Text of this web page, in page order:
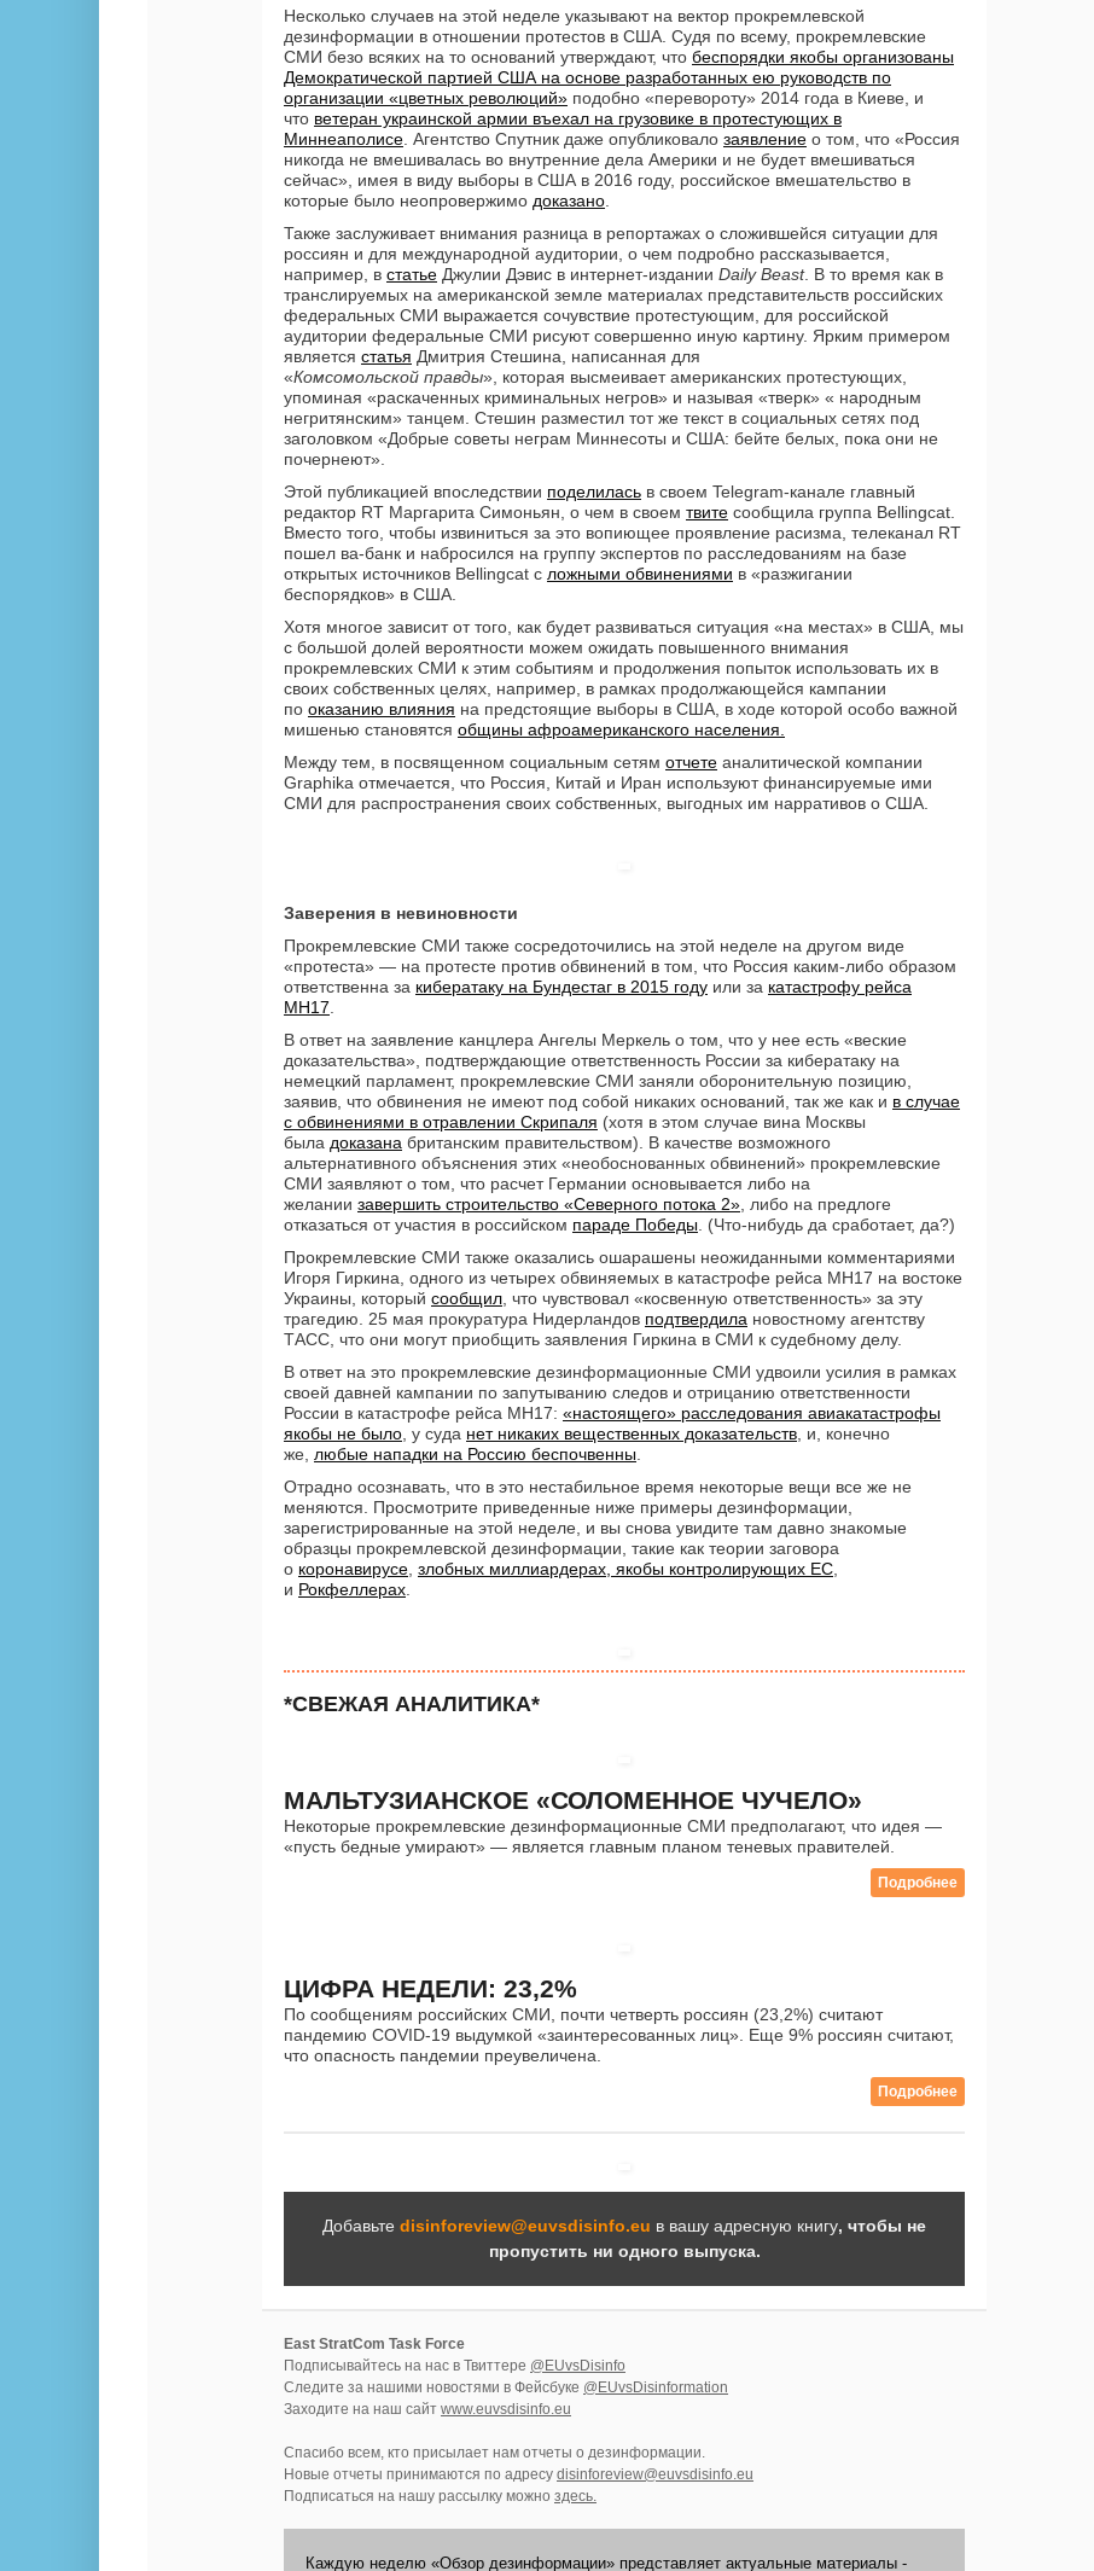
Несколько случаев на этой неделе указывают на вектор прокремлевской
дезинформации в отношении протестов в США. Судя по всему, прокремлевские
СМИ безо всяких на то оснований утверждают, что беспорядки якобы организованы
Демократической партией США на основе разработанных ею руководств по
организации «цветных революций» подобно «перевороту» 2014 года в Киеве, и
что ветеран украинской армии въехал на грузовике в протестующих в
Миннеаполисе . Агентство Спутник даже опубликовало заявление о том, что «Россия
никогда не вмешивалась во внутренние дела Америки и не будет вмешиваться
сейчас», имея в виду выборы в США в 2016 году, российское вмешательство в
которые было неопровержимо доказано
Также заслуживает внимания разница в репортажах о сложившейся ситуации для
россиян и для международной аудитории, о чем подробно рассказывается,
например, в статье Джулии Дэвис в интернет-издании Daily Beast. В то время как в
транслируемых на американской земле материалах представительств российских
федеральных СМИ выражается сочувствие протестующим, для российской
аудитории федеральные СМИ рисуют совершенно иную картину. Ярким примером
является статья Дмитрия Стешина, написанная для
«Комсомольской правды», которая высмеивает американских протестующих,
упоминая «раскаченных криминальных негров» и называя «тверк» « народным
негритянским» танцем. Стешин разместил тот же текст в социальных сетях под
заголовком «Добрые советы неграм Миннесоты и США: бейте белых, пока они не
почернеют».
Этой публикацией впоследствии поделилась в своем Telegram-канале главный
редактор RT Маргарита Симоньян, о чем в своем твите сообщила группа Bellingcat.
Вместо того, чтобы извиниться за это вопиющее проявление расизма, телеканал RT
пошел ва-банк и набросился на группу экспертов по расследованиям на базе
открытых источников Bellingcat с ложными обвинениями в «разжигании
беспорядков» в США.
Хотя многое зависит от того, как будет развиваться ситуация «на местах» в США, мы
с большой долей вероятности можем ожидать повышенного внимания
прокремлевских СМИ к этим событиям и продолжения попыток использовать их в
своих собственных целях, например, в рамках продолжающейся кампании
по оказанию влияния на предстоящие выборы в США, в ходе которой особо важной
мишенью становятся общины афроамериканского населения.
Между тем, в посвященном социальным сетям отчете аналитической компании
Graphika отмечается, что Россия, Китай и Иран используют финансируемые ими
СМИ для распространения своих собственных, выгодных им нарративов о США.
Заверения в невиновности
Прокремлевские СМИ также сосредоточились на этой неделе на другом виде
«протеста» — на протесте против обвинений в том, что Россия каким-либо образом
ответственна за кибератаку на Бундестаг в 2015 году или за катастрофу рейса
MH17
В ответ на заявление канцлера Ангелы Меркель о том, что у нее есть «веские
доказательства», подтверждающие ответственность России за кибератаку на
немецкий парламент, прокремлевские СМИ заняли оборонительную позицию,
заявив, что обвинения не имеют под собой никаких оснований, так же как и в случае
с обвинениями в отравлении Скрипаля (хотя в этом случае вина Москвы
была доказана британским правительством). В качестве возможного
альтернативного объяснения этих «необоснованных обвинений» прокремлевские
СМИ заявляют о том, что расчет Германии основывается либо на
желании завершить строительство «Северного потока 2» , либо на предлоге
отказаться от участия в российском параде Победы . (Что-нибудь да сработает, да?)
Прокремлевские СМИ также оказались ошарашены неожиданными комментариями
Игоря Гиркина, одного из четырех обвиняемых в катастрофе рейса MH17 на востоке
Украины, который сообщил , что чувствовал «косвенную ответственность» за эту
трагедию. 25 мая прокуратура Нидерландов подтвердила новостному агентству
ТАСС, что они могут приобщить заявления Гиркина в СМИ к судебному делу.
В ответ на это прокремлевские дезинформационные СМИ удвоили усилия в рамках
своей давней кампании по запутыванию следов и отрицанию ответственности
России в катастрофе рейса MH17: «настоящего» расследования авиакатастрофы
якобы не было , у суда нет никаких вещественных доказательств , и, конечно
же, любые нападки на Россию беспочвенны
Отрадно осознавать, что в это нестабильное время некоторые вещи все же не
меняются. Просмотрите приведенные ниже примеры дезинформации,
зарегистрированные на этой неделе, и вы снова увидите там давно знакомые
образцы прокремлевской дезинформации, такие как теории заговора
о коронавирусе злобных миллиардерах, якобы контролирующих ЕС
и Рокфеллерах
*СВЕЖАЯ АНАЛИТИКА*
МАЛЬТУЗИАНСКОЕ «СОЛОМЕННОЕ ЧУЧЕЛО»
Некоторые прокремлевские дезинформационные СМИ предполагают, что идея —
«пусть бедные умирают» — является главным планом теневых правителей.
Подробнее
ЦИФРА НЕДЕЛИ: 23,2%
По сообщениям российских СМИ, почти четверть россиян (23,2%) считают
пандемию COVID-19 выдумкой «заинтересованных лиц». Еще 9% россиян считают,
что опасность пандемии преувеличена.
Подробнее
Добавьте disinforeview@euvsdisinfo.eu в вашу адресную книгу, чтобы не
пропустить ни одного выпуска.
East StratCom Task Force
Подписывайтесь на нас в Твиттере @EUvsDisinfo
Следите за нашими новостями в Фейсбуке @EUvsDisinformation
Заходите на наш сайт www.euvsdisinfo.eu
Спасибо всем, кто присылает нам отчеты о дезинформации.
Новые отчеты принимаются по адресу disinforeview@euvsdisinfo.eu
Подписаться на нашу рассылку можно здесь.
Каждую неделю «Обзор дезинформации» представляет актуальные материалы -